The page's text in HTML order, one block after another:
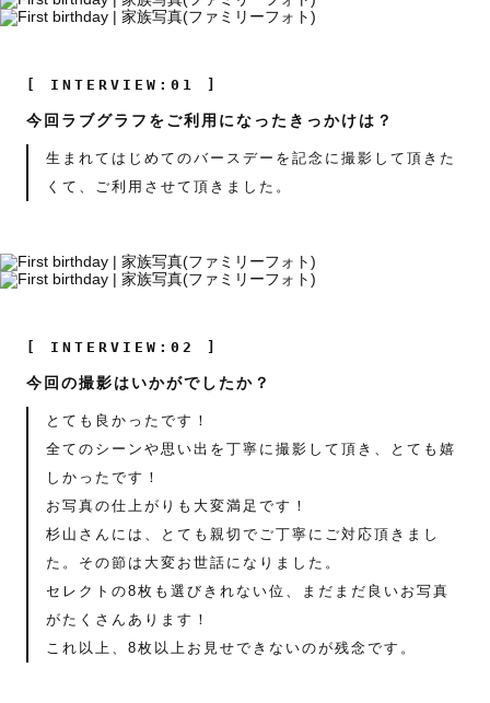
[ INTERVIEW:01 ]
今回ラブグラフをご利用になったきっかけは？
生まれてはじめてのバースデーを記念に撮影して頂きた
くて、ご利用させて頂きました。
[ INTERVIEW:02 ]
今回の撮影はいかがでしたか？
とても良かったです！
全てのシーンや思い出を丁寧に撮影して頂き、とても嬉
しかったです！
お写真の仕上がりも大変満足です！
杉山さんには、とても親切でご丁寧にご対応頂きまし
た。その節は大変お世話になりました。
セレクトの8枚も選びきれない位、まだまだ良いお写真
がたくさんあります！
これ以上、8枚以上お見せできないのが残念です。